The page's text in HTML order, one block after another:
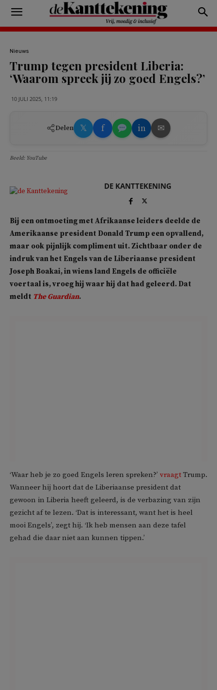
Nieuws
Trump tegen president Liberia:
‘Waarom spreek jij zo goed Engels?’
10 JULI 2025, 11:19
Delen 𝕏 f in ✉
Beeld: YouTube
DE KANTTEKENING
Bij een ontmoeting met Afrikaanse leiders deelde de
Amerikaanse president Donald Trump een opvallend,
maar ook pijnlijk compliment uit. Zichtbaar onder de
indruk van het Engels van de Liberiaanse president
Joseph Boakai, in wiens land Engels de officiële
voertaal is, vroeg hij waar hij dat had geleerd. Dat
meldt The Guardian.
‘Waar heb je zo goed Engels leren spreken?’ vraagt Trump.
Wanneer hij hoort dat de Liberiaanse president dat
gewoon in Liberia heeft geleerd, is de verbazing van zijn
gezicht af te lezen. ‘Dat is interessant, want het is heel
mooi Engels’, zegt hij. ‘Ik heb mensen aan deze tafel
gehad die daar niet aan kunnen tippen.’